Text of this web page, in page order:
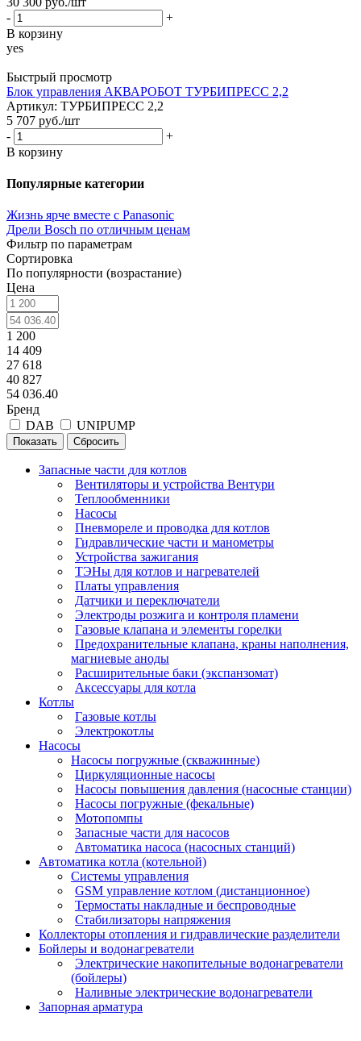
-
+
В корзину
yes
Быстрый просмотр
Блок управления АКВАРОБОТ ТУРБИПРЕСС 2,2
Артикул: ТУРБИПРЕСС 2,2
5 707 руб./шт
-
+
В корзину
Популярные категории
Жизнь ярче вместе с Panasonic
Дрели Bosch по отличным ценам
Фильтр по параметрам
Сортировка
По популярности (возрастание)
Цена
1 200
14 409
27 618
40 827
54 036.40
Бренд
DAB
UNIPUMP
Сбросить
Запасные части для котлов
Вентиляторы и устройства Вентури
Теплообменники
Насосы
Пневмореле и проводка для котлов
Гидравлические части и манометры
Устройства зажигания
ТЭНы для котлов и нагревателей
Платы управления
Датчики и переключатели
Электроды розжига и контроля пламени
Газовые клапана и элементы горелки
Предохранительные клапана, краны наполнения,
магниевые аноды
Расширительные баки (экспанзомат)
Аксессуары для котла
Котлы
Газовые котлы
Электрокотлы
Насосы
Насосы погружные (скважинные)
Циркуляционные насосы
Насосы повышения давления (насосные станции)
Насосы погружные (фекальные)
Мотопомпы
Запасные части для насосов
Автоматика насоса (насосных станций)
Автоматика котла (котельной)
Системы управления
GSM управление котлом (дистанционное)
Термостаты накладные и беспроводные
Стабилизаторы напряжения
Коллекторы отопления и гидравлические разделители
Бойлеры и водонагреватели
Электрические накопительные водонагреватели
(бойлеры)
Наливные электрические водонагреватели
Запорная арматура